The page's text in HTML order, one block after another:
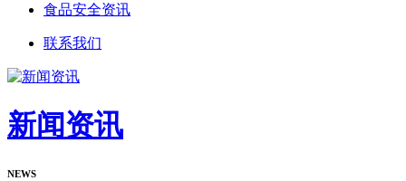
食品安全资讯
联系我们
新闻资讯
NEWS